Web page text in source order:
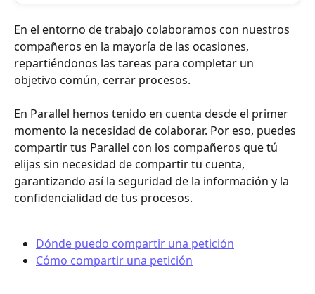
En el entorno de trabajo colaboramos con nuestros
compañeros en la mayoría de las ocasiones,
repartiéndonos las tareas para completar un
objetivo común, cerrar procesos.
En Parallel hemos tenido en cuenta desde el primer
momento la necesidad de colaborar. Por eso, puedes
compartir tus Parallel con los compañeros que tú
elijas sin necesidad de compartir tu cuenta,
garantizando así la seguridad de la información y la
confidencialidad de tus procesos.
Dónde puedo compartir una petición
Cómo compartir una petición